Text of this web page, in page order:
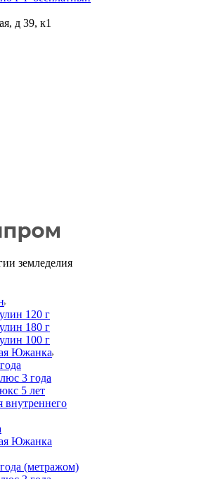
д 39, к1
земледелия
120 г
180 г
100 г
Южанка
3 года
5 лет
внутреннего
Южанка
(метражом)